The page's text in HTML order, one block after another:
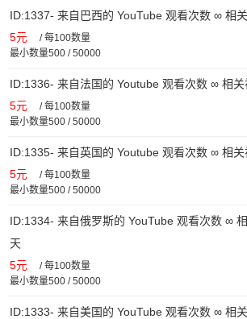
ID:1337- 来自巴西的 YouTube 观看次数 ∞ 相
5元 /每100数量
最小数量500 / 50000
ID:1336- 来自法国的 Youtube 观看次数 ∞ 相
5元 /每100数量
最小数量500 / 50000
ID:1335- 来自英国的 Youtube 观看次数 ∞ 相
5元 /每100数量
最小数量500 / 50000
ID:1334- 来自俄罗斯的 YouTube 观看次数 ∞
天
5元 /每100数量
最小数量500 / 50000
ID:1333- 来自美国的 YouTube 观看次数 ∞ 相